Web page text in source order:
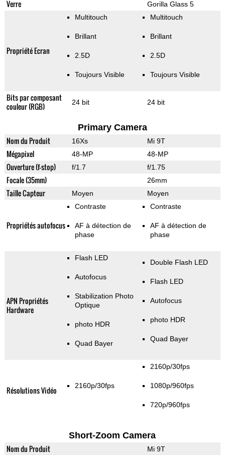
Verre Gorilla Glass 5
Propriété Ecran
Multitouch
Brillant
2.5D
Toujours Visible
Multitouch
Brillant
2.5D
Toujours Visible
Bits par composant
couleur (RGB)
24 bit 24 bit
Primary Camera
Nom du Produit 16Xs Mi 9T
Mégapixel 48-MP 48-MP
Ouverture (f-stop) f/1.7 f/1.75
Focale (35mm) 26mm
Taille Capteur Moyen Moyen
Propriétés autofocus
Contraste
AF à détection de
phase
Contraste
AF à détection de
phase
APN Propriétés
Hardware
Flash LED
Autofocus
Stabilization Photo
Optique
photo HDR
Quad Bayer
Double Flash LED
Flash LED
Autofocus
photo HDR
Quad Bayer
Résolutions Vidéo 2160p/30fps
2160p/30fps
1080p/960fps
720p/960fps
Short-Zoom Camera
Nom du Produit Mi 9T